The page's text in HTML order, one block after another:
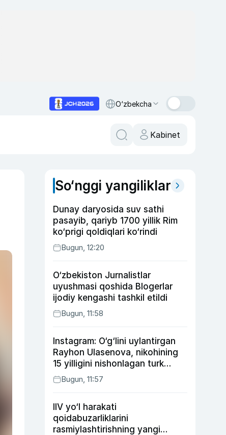
O‘zbekcha
Kabinet
So‘nggi yangiliklar
Dunay daryosida suv sathi
pasayib, qariyb 1700 yillik Rim
ko‘prigi qoldiqlari ko‘rindi
Bugun, 12:20
O‘zbekiston Jurnalistlar
uyushmasi qoshida Blogerlar
ijodiy kengashi tashkil etildi
Bugun, 11:58
Instagram: O‘g‘lini uylantirgan
Rayhon Ulasenova, nikohining
15 yilligini nishonlagan turk
aktyorlari va Kamelot qasriga
sayohat qilgan Zebo Rahimova
Bugun, 11:57
IIV yo‘l harakati
qoidabuzarliklarini
rasmiylashtirishning yangi